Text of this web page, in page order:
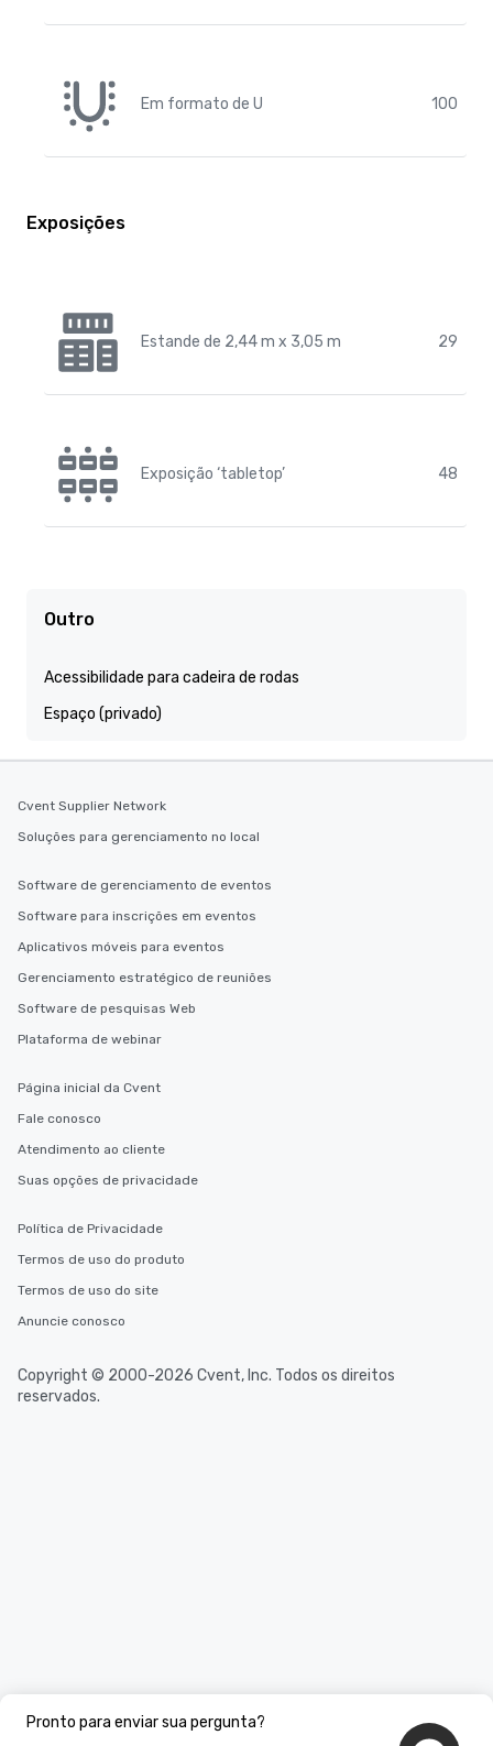
Em formato de U 100
Exposições
Estande de 2,44 m x 3,05 m 29
Exposição ‘tabletop’ 48
Outro
Acessibilidade para cadeira de rodas
Espaço (privado)
Pronto para enviar sua pergunta?
Cvent Supplier Network
Soluções para gerenciamento no local
Software de gerenciamento de eventos
Software para inscrições em eventos
Aplicativos móveis para eventos
Gerenciamento estratégico de reuniões
Software de pesquisas Web
Plataforma de webinar
Página inicial da Cvent
Fale conosco
Atendimento ao cliente
Suas opções de privacidade
Política de Privacidade
Termos de uso do produto
Termos de uso do site
Anuncie conosco
Copyright © 2000-2026 Cvent, Inc. Todos os direitos
reservados.